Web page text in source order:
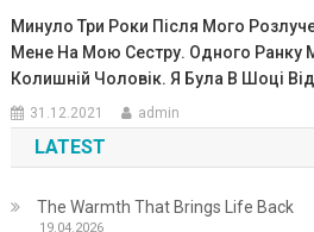
Минуло Три Роки Після Мого
Мене На Мою Сестру. Одного Ранку
Колишній Чоловік. Я Була В Шоці
31.12.2021 admin
LATEST
The Warmth That Brings Life Back
19.04.2026